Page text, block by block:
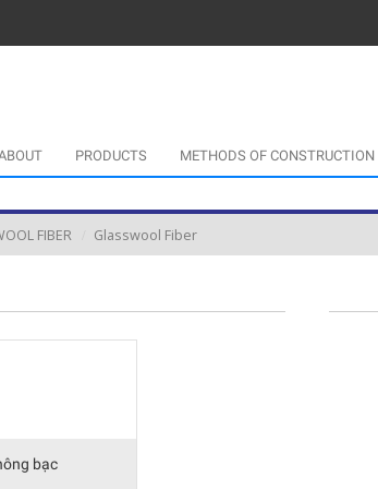
PRODUCTS METHODS OF CONSTRUCTION
FIBER Glasswool Fiber
bạc